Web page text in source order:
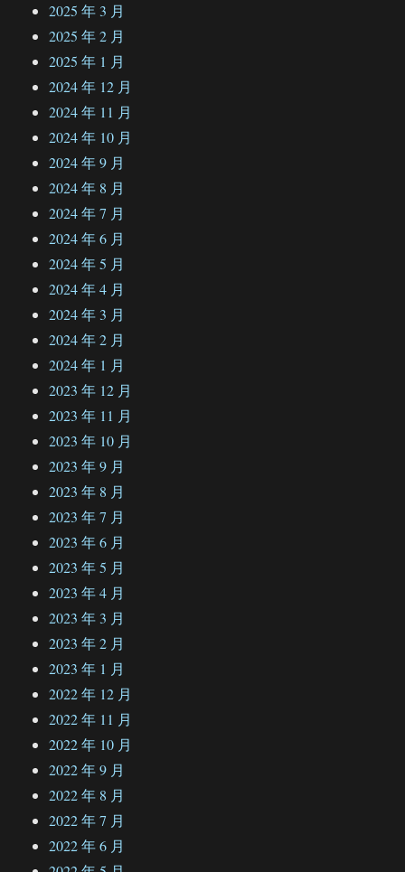
2025 年 3 月
2025 年 2 月
2025 年 1 月
2024 年 12 月
2024 年 11 月
2024 年 10 月
2024 年 9 月
2024 年 8 月
2024 年 7 月
2024 年 6 月
2024 年 5 月
2024 年 4 月
2024 年 3 月
2024 年 2 月
2024 年 1 月
2023 年 12 月
2023 年 11 月
2023 年 10 月
2023 年 9 月
2023 年 8 月
2023 年 7 月
2023 年 6 月
2023 年 5 月
2023 年 4 月
2023 年 3 月
2023 年 2 月
2023 年 1 月
2022 年 12 月
2022 年 11 月
2022 年 10 月
2022 年 9 月
2022 年 8 月
2022 年 7 月
2022 年 6 月